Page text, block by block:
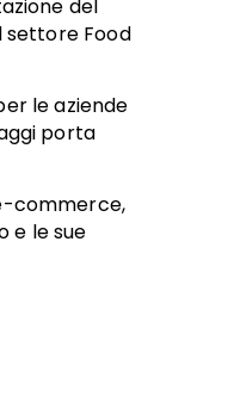
del
settore Food
le aziende
porta
commerce,
e le sue